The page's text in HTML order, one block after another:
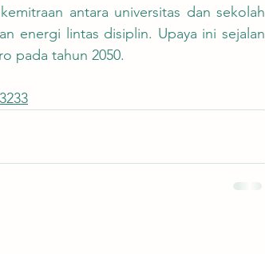
energi lintas disiplin. Upaya ini sejalan
pada tahun 2050.